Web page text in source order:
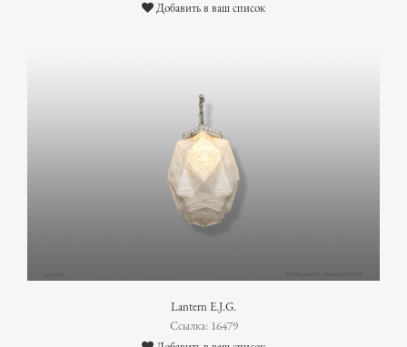
Добавить в ваш список
Lantern E.J.G.
Ссылка: 16479